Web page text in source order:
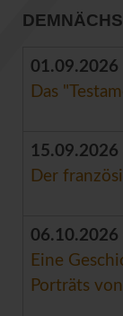
Das
Der
Eine
Porträts